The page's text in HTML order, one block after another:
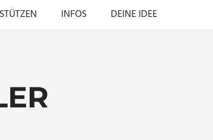
INFOS DEINE IDEE